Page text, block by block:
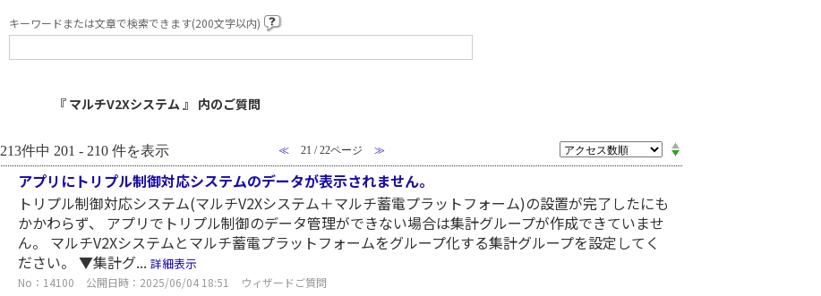
キーワードまたは文章で検索できます(200文字以内)
『 マルチV2Xシステム 』 内のご質問
213件中 201 - 210 件を表示 ≪ 21 / 22ページ ≫
アプリにトリプル制御対応システムのデータが表示されません。
トリプル制御対応システム(マルチV2Xシステム＋マルチ蓄電プラットフォーム)の設置が完了したにも
かかわらず、 アプリでトリプル制御のデータ管理ができない場合は集計グループが作成できていませ
ん。 マルチV2Xシステムとマルチ蓄電プラットフォームをグループ化する集計グループを設定してく
ださい。 ▼集計グ... 詳細表示
No：14100 公開日時：2025/06/04 18:51 ウィザードご質問